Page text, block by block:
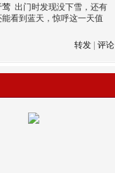
莺 出门时发现没下雪，还有
看到蓝天，惊呼这一天值
转发
评论